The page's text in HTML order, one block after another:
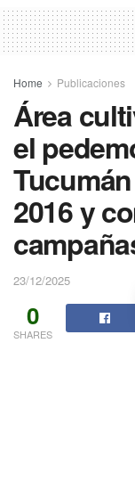
Home Publicaciones
Área
el
2016 y
23/12/2025
0
SHARES